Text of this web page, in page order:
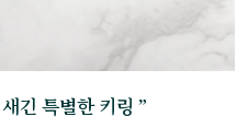
긴 특별한 키링 ”